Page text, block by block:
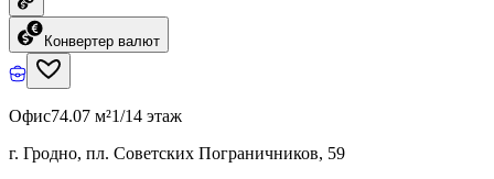
Конвертер валют
Офис74.07 м²1/14 этаж
г. Гродно, пл. Советских Пограничников, 59